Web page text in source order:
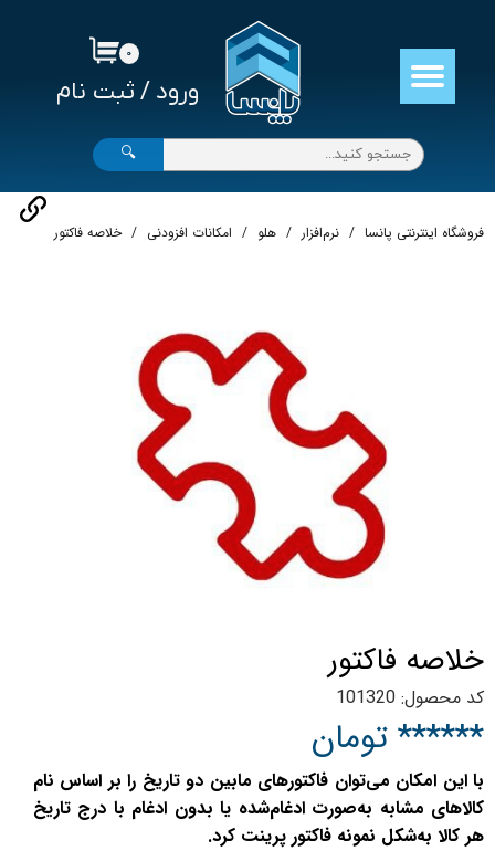
ورود / ثبت نام
حساب کاربری من
تغییر گذر واژه
سفارشات
خروج از حساب کاربری
۰
🔍
فروشگاه اینترنتی پانسا نرم‌افزار هلو امکانات افزودنی خلاصه فاكتور
خلاصه فاكتور
کد محصول: 101320
****** تومان
با این امکان می‌توان فاکتور‌های مابین دو تاریخ را بر اساس نام
کالاهای مشابه به‌صورت ادغام‌شده یا بدون ادغام با درج تاریخ
هر کالا به‌شکل نمونه فاکتور پرینت کرد.